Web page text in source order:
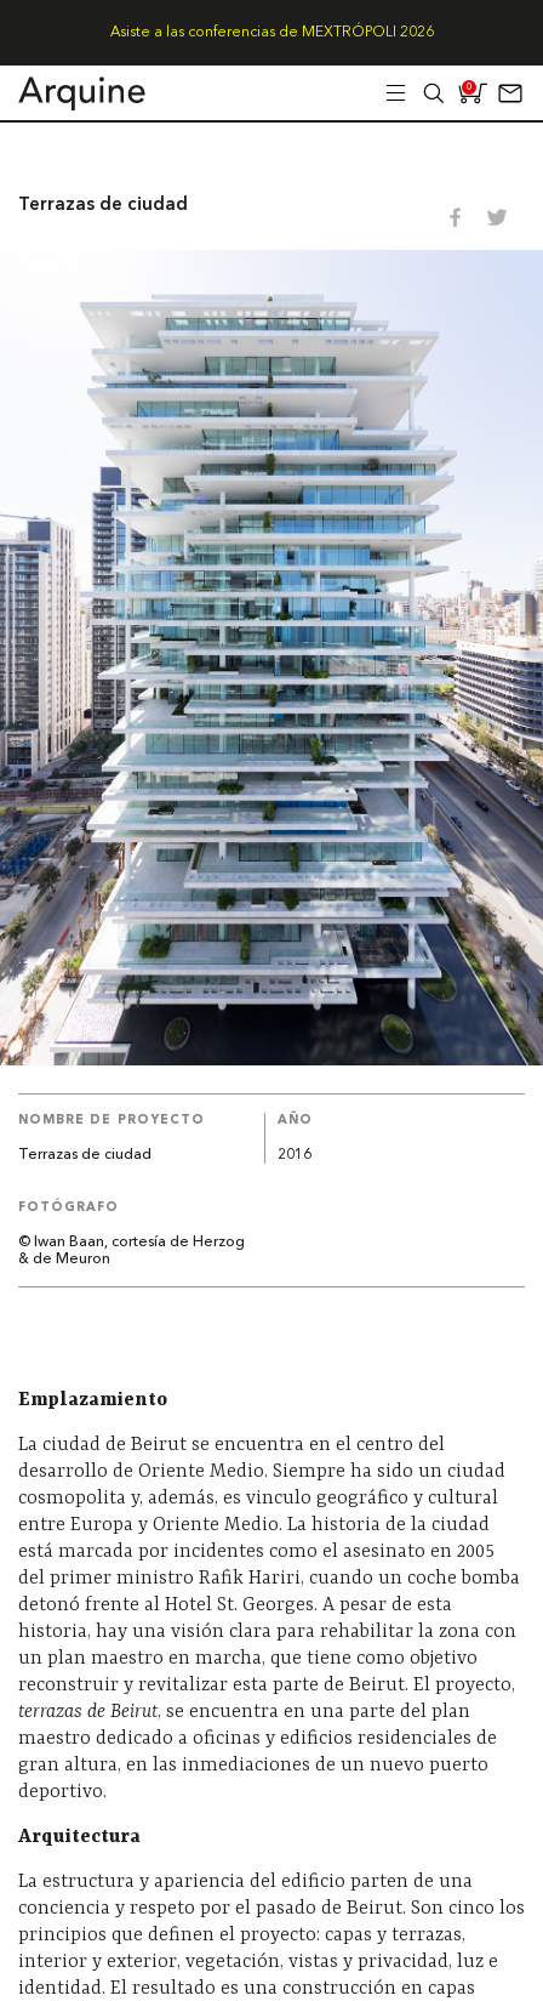
Asiste a las conferencias de MEXTRÓPOLI 2026
0
Terrazas de ciudad
NOMBRE DE PROYECTO
Terrazas de ciudad
AÑO
2016
FOTÓGRAFO
© Iwan Baan, cortesía de Herzog
& de Meuron
Emplazamiento
La ciudad de Beirut se encuentra en el centro del
desarrollo de Oriente Medio. Siempre ha sido un ciudad
cosmopolita y, además, es vinculo geográfico y cultural
entre Europa y Oriente Medio. La historia de la ciudad
está marcada por incidentes como el asesinato en 2005
del primer ministro Rafik Hariri, cuando un coche bomba
detonó frente al Hotel St. Georges. A pesar de esta
historia, hay una visión clara para rehabilitar la zona con
un plan maestro en marcha, que tiene como objetivo
reconstruir y revitalizar esta parte de Beirut. El proyecto,
terrazas de Beirut, se encuentra en una parte del plan
maestro dedicado a oficinas y edificios residenciales de
gran altura, en las inmediaciones de un nuevo puerto
deportivo.
Arquitectura
La estructura y apariencia del edificio parten de una
conciencia y respeto por el pasado de Beirut. Son cinco los
principios que definen el proyecto: capas y terrazas,
interior y exterior, vegetación, vistas y privacidad, luz e
identidad. El resultado es una construcción en capas